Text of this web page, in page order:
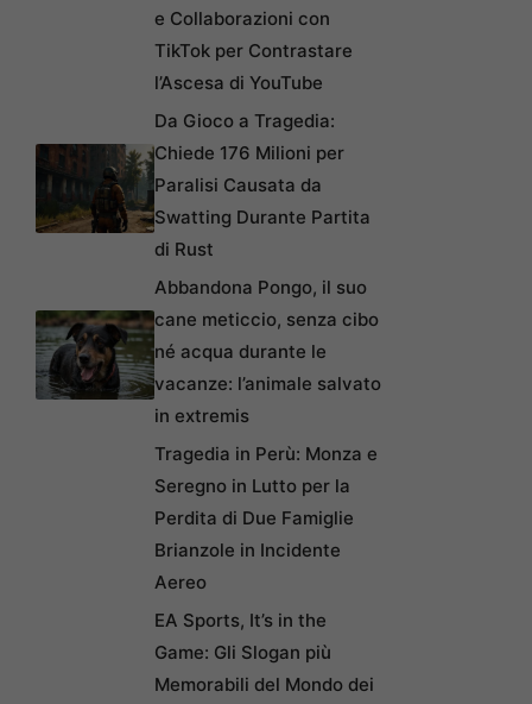
e Collaborazioni con
TikTok per Contrastare
l’Ascesa di YouTube
Da Gioco a Tragedia:
Chiede 176 Milioni per
Paralisi Causata da
Swatting Durante Partita
di Rust
Abbandona Pongo, il suo
cane meticcio, senza cibo
né acqua durante le
vacanze: l’animale salvato
in extremis
Tragedia in Perù: Monza e
Seregno in Lutto per la
Perdita di Due Famiglie
Brianzole in Incidente
Aereo
EA Sports, It’s in the
Game: Gli Slogan più
Memorabili del Mondo dei